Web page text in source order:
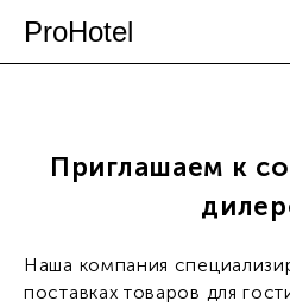
ProHotel
Приглашаем к
Наша компания
поставках товаров для